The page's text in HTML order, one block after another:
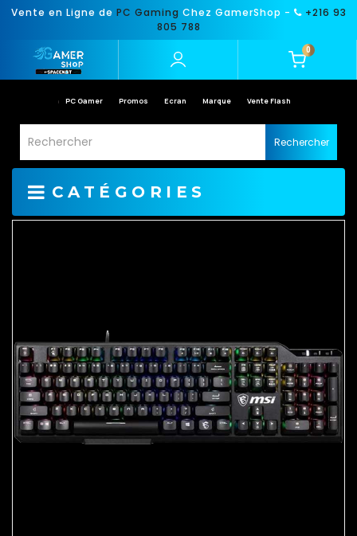
Vente en Ligne de PC Gaming Chez GamerShop -
+216 93
805 788
0
PC Gamer Promos Ecran Marque Vente Flash
Rechercher
CATÉGORIES